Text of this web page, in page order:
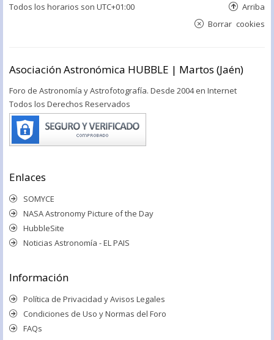
Todos los horarios son UTC+01:00 Arriba
Borrar cookies
Asociación Astronómica HUBBLE | Martos (Jaén)
Foro de Astronomía y Astrofotografía. Desde 2004 en Internet
Todos los Derechos Reservados
Enlaces
SOMYCE
NASA Astronomy Picture of the Day
HubbleSite
Noticias Astronomía - EL PAIS
Información
Política de Privacidad y Avisos Legales
Condiciones de Uso y Normas del Foro
FAQs